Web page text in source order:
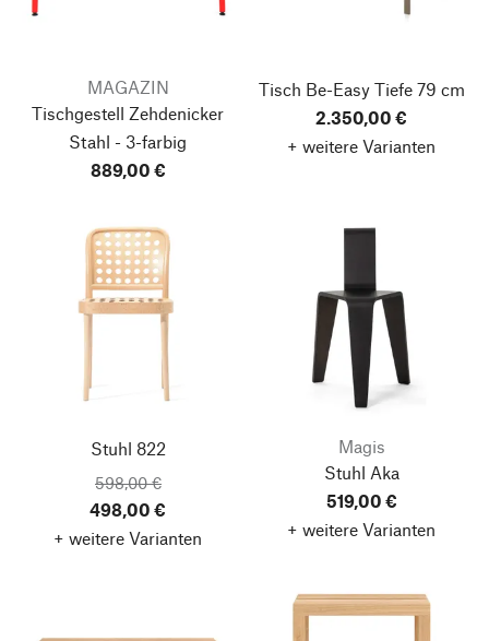
MAGAZIN
Tischgestell Zehdenicker
Stahl - 3-farbig
889,00 €
Tisch Be-EasyTiefe 79 cm
2.350,00 €
+ weitere Varianten
Stuhl 822
598,00 €
498,00 €
+ weitere Varianten
Magis
Stuhl Aka
519,00 €
+ weitere Varianten